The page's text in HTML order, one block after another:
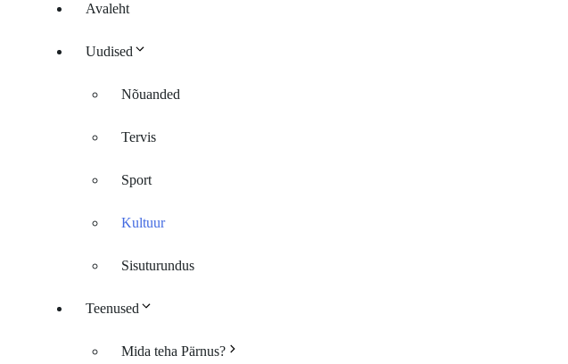
Avaleht
Uudised
Nõuanded
Tervis
Sport
Kultuur
Sisuturundus
Teenused
Mida teha Pärnus?